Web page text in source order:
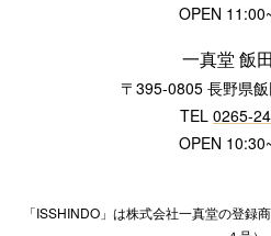
OPEN
一真堂 飯
〒395-0805 長野県
TEL 0265-
OPEN
「ISSHINDO」は株式会社一真堂の登録